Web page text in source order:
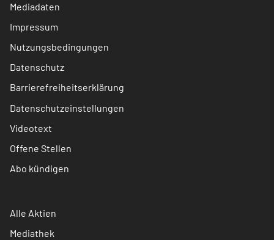
Mediadaten
Impressum
Nutzungsbedingungen
Datenschutz
Barrierefreiheitserklärung
Datenschutzeinstellungen
Videotext
Offene Stellen
Abo kündigen
Alle Aktien
Mediathek